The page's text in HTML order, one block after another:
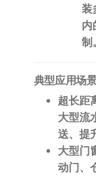
装
内
制。
典型应用场
超长距
大型流
送、提
大型门
动门、